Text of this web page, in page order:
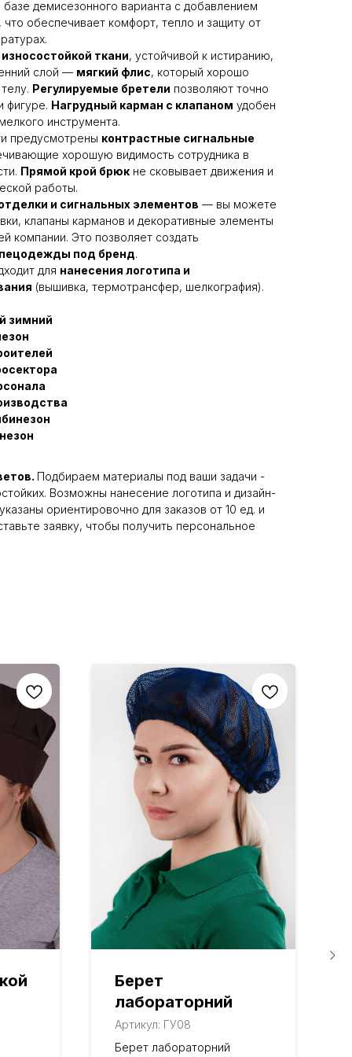
демисезонного варианта с добавлением
что обеспечивает комфорт, тепло и защиту от
ткани, устойчивой к истиранию,
слой — мягкий флис, который хорошо
Регулируемые бретели позволяют точно
фигуре. Нагрудный карман с клапаном удобен
инструмента.
предусмотрены контрастные сигнальные
хорошую видимость сотрудника в
Прямой крой брюк не сковывает движения и
работы.
и сигнальных элементов — вы можете
клапаны карманов и декоративные элементы
компании. Это позволяет создать
под бренд.
для нанесения логотипа и
(вышивка, термотрансфер, шелкография).
зимний
Подбираем материалы под ваши задачи -
Возможны нанесение логотипа и дизайн-
ориентировочно для заказов от 10 ед. и
заявку, чтобы получить персональное
Берет
лабораторний
Артикул: ГУ08
Берет лабораторний